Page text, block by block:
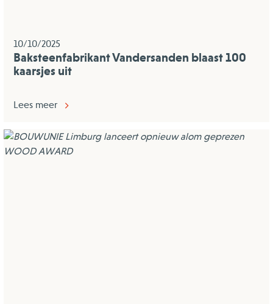
10/10/2025
Baksteenfabrikant Vandersanden blaast 100
kaarsjes uit
Lees meer